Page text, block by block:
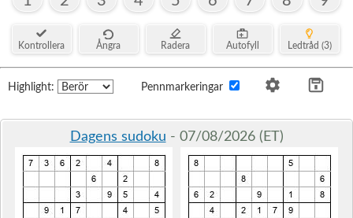
Kontrollera Ångra Radera Autofyll Ledtråd (3)
Highlight: Pennmarkeringar
Dagens sudoku - 07/08/2026 (ET)